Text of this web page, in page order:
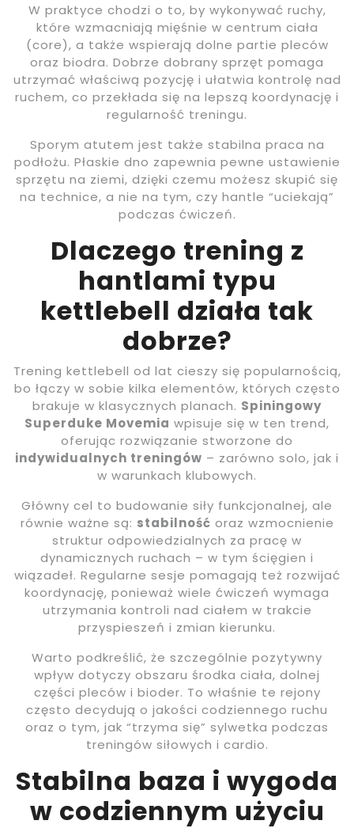
W praktyce chodzi o to, by wykonywać ruchy,
które wzmacniają mięśnie w centrum ciała
(core), a także wspierają dolne partie pleców
oraz biodra. Dobrze dobrany sprzęt pomaga
utrzymać właściwą pozycję i ułatwia kontrolę nad
ruchem, co przekłada się na lepszą koordynację i
regularność treningu.
Sporym atutem jest także stabilna praca na
podłożu. Płaskie dno zapewnia pewne ustawienie
sprzętu na ziemi, dzięki czemu możesz skupić się
na technice, a nie na tym, czy hantle “uciekają”
podczas ćwiczeń.
Dlaczego trening z
hantlami typu
kettlebell działa tak
dobrze?
Trening kettlebell od lat cieszy się popularnością,
bo łączy w sobie kilka elementów, których często
brakuje w klasycznych planach. Spiningowy
Superduke Movemia wpisuje się w ten trend,
oferując rozwiązanie stworzone do
indywidualnych treningów – zarówno solo, jak i
w warunkach klubowych.
Główny cel to budowanie siły funkcjonalnej, ale
równie ważne są: stabilność oraz wzmocnienie
struktur odpowiedzialnych za pracę w
dynamicznych ruchach – w tym ścięgien i
wiązadeł. Regularne sesje pomagają też rozwijać
koordynację, ponieważ wiele ćwiczeń wymaga
utrzymania kontroli nad ciałem w trakcie
przyspieszeń i zmian kierunku.
Warto podkreślić, że szczególnie pozytywny
wpływ dotyczy obszaru środka ciała, dolnej
części pleców i bioder. To właśnie te rejony
często decydują o jakości codziennego ruchu
oraz o tym, jak “trzyma się” sylwetka podczas
treningów siłowych i cardio.
Stabilna baza i wygoda
w codziennym użyciu